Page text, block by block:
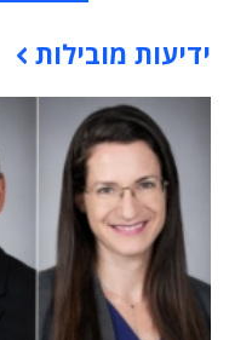
תוכן פרסומי
ידיעות מובילות